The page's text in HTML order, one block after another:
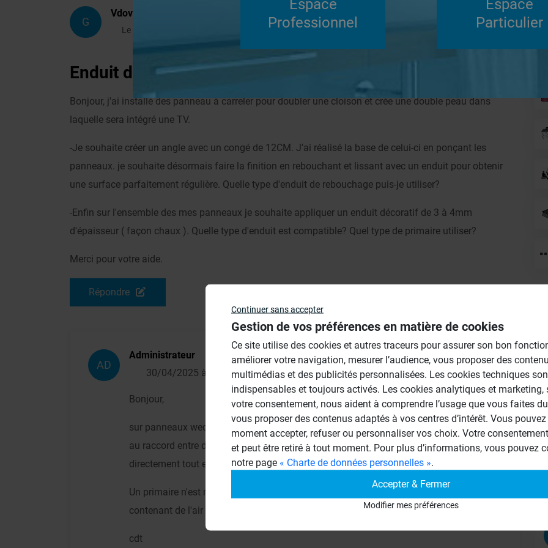
G
Vdovdo
Le 25/04/2025 à 17h04
Répondre
Enduit de finition
Bonjour, j'ai installé des panneau à carreler pour doubler une cloison et crée une double peau dans
laquelle sera intégré une TV.
-Je souhaite créer un angle avec un congé de 12CM. J'ai réalisé la base de celui-ci en ponçant les
panneaux. je souhaite désormais faire la finition en rebouchant et lissant avec un enduit pour obtenir
une surface parfaitement régulière. Quelle type d'enduit de rebouchage puis-je utiliser?
-Enfin sur l'ensemble des mes panneaux je souhaite appliquer un enduit décoratif de 3 à 4mm
d'épaisseur ( façon chaux ). Quelle type d'enduit est compatible? Quel type de primaire utiliser?
Merci pour votre aide.
Répondre
AD
Administrateur
30/04/2025 à 13h04
Bonjour,
sur panneaux wedi , et apprès application de la bande d'armature wedi tool
au raccord entre deux panneaux ( largeur 12 cm) vous pouvez appliquer
directement tout enduit.
Un primaire n'est nécessaire que pour des enduits prêts à l'emploi qui
contenant de l'air peuvent “ buller”.
cdt
Continuer sans accepter
Gestion de vos préférences en matière de cookies
Ce site utilise des cookies et autres traceurs pour assurer son bon
améliorer votre navigation, mesurer l’audience, vous proposer des
multimédias et des publicités personnalisées. Les cookies techniques
indispensables et toujours activés. Les cookies analytiques et marketing,
votre consentement, nous aident à comprendre l’usage que vous faites
vous proposer des contenus adaptés à vos centres d’intérêt. Vous
moment accepter, refuser ou personnaliser vos choix. Votre
et peut être retiré à tout moment. Pour plus d’informations, vous pouvez
notre page « Charte de données personnelles ».
Accepter & Fermer
Modifier mes préférences
Espace
Professionnel
Espace
Particulier